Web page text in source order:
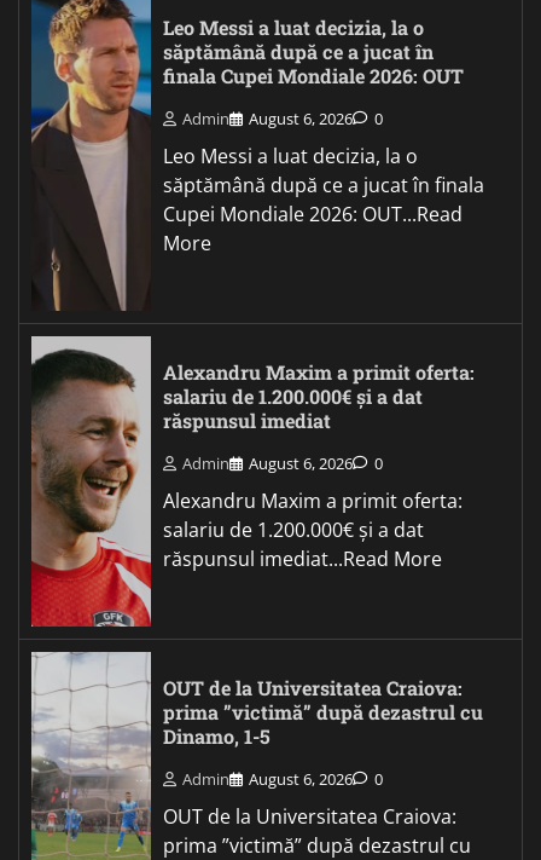
Leo Messi a luat decizia, la o
săptămână după ce a jucat în
finala Cupei Mondiale 2026: OUT
Admin August 6, 2026 0
Leo Messi a luat decizia, la o
săptămână după ce a jucat în finala
Cupei Mondiale 2026: OUT...Read
More
Alexandru Maxim a primit oferta:
salariu de 1.200.000€ și a dat
răspunsul imediat
Admin August 6, 2026 0
Alexandru Maxim a primit oferta:
salariu de 1.200.000€ și a dat
răspunsul imediat...Read More
OUT de la Universitatea Craiova:
prima ”victimă” după dezastrul cu
Dinamo, 1-5
Admin August 6, 2026 0
OUT de la Universitatea Craiova:
prima ”victimă” după dezastrul cu